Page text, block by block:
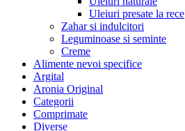
Uleiuri presate la rece
Zahar si indulcitori
Leguminoase si seminte
Creme
Alimente nevoi specifice
Argital
Aronia Original
Categorii
Comprimate
Diverse